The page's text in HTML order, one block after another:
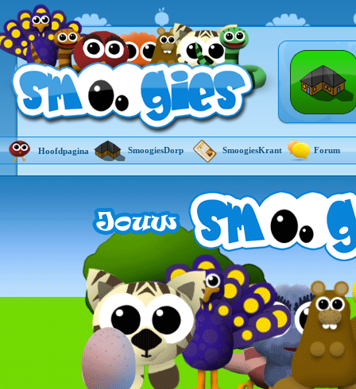
Hoofdpagina SmoogiesDorp SmoogiesKrant Forum